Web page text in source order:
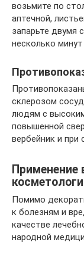
возьмите по
аптечной,
запарьте двумя
несколько минут
склерозом
людям с
повышенной
вербейник и при
Применение
Помимо
к болезням и
качестве
народной